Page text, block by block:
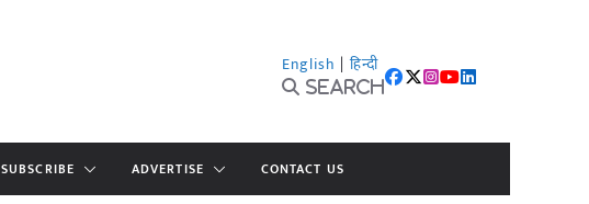
English | हिन्दी
Search
SUBSCRIBE ADVERTISE CONTACT US